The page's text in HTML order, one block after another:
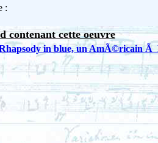
:
contenant cette oeuvre
in blue, un AmÃ©ricain Ã